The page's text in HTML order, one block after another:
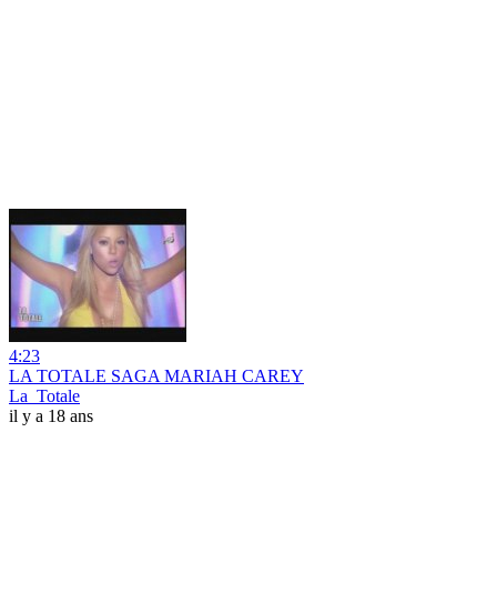
4:23
LA TOTALE SAGA MARIAH CAREY
La_Totale
il y a 18 ans